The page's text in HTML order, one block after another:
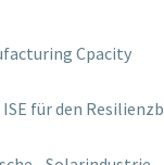
Cpacity
für den